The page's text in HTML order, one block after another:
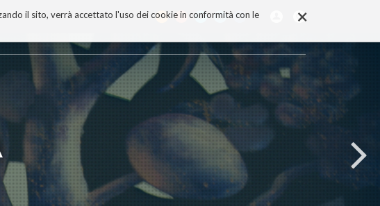
×
il sito, verrà accettato l'uso dei cookie in conformità con le